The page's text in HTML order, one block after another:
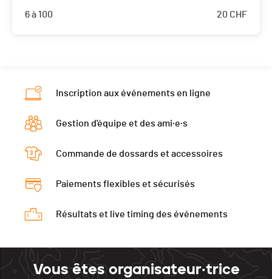
6 à 100 20 CHF
Inscription aux événements en ligne
Gestion d'équipe et des ami·e·s
Commande de dossards et accessoires
Paiements flexibles et sécurisés
Résultats et live timing des événements
Vous êtes organisateur·trice